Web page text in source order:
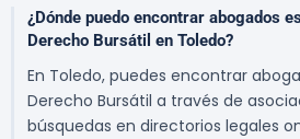
¿Dónde puedo encontrar abogados
Derecho Bursátil en Toledo?
En Toledo, puedes encontrar
Derecho Bursátil a través de
búsquedas en directorios legales